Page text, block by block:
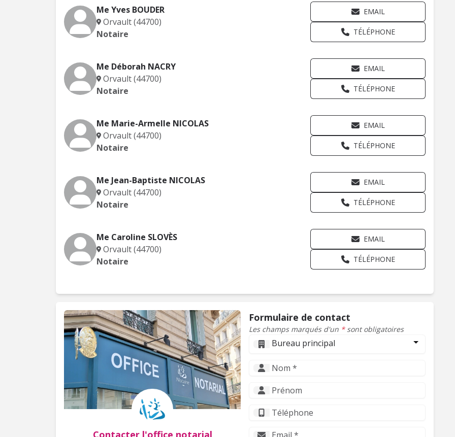
Me Yves BOUDER
Orvault (44700)
Notaire
EMAIL
TÉLÉPHONE
Me Déborah NACRY
Orvault (44700)
Notaire
EMAIL
TÉLÉPHONE
Me Marie-Armelle NICOLAS
Orvault (44700)
Notaire
EMAIL
TÉLÉPHONE
Me Jean-Baptiste NICOLAS
Orvault (44700)
Notaire
EMAIL
TÉLÉPHONE
Me Caroline SLOVÈS
Orvault (44700)
Notaire
EMAIL
TÉLÉPHONE
Formulaire de contact
Les champs marqués d'un *sont obligatoires
Bureau principal